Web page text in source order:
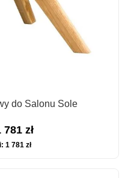
do Salonu Sole
781 złAktualna
1 781 zł